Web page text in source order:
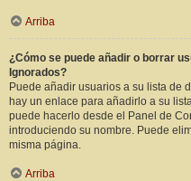
Arriba
¿Cómo se puede añadir o borrar
Ignorados?
Puede añadir usuarios a su lista de
hay un enlace para añadirlo a su
puede hacerlo desde el Panel de
introduciendo su nombre. Puede
misma página.
Arriba